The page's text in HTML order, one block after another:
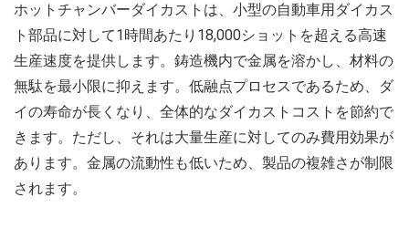
ホットチャンバーダイカストは、小型の自動車用ダイカス
ト部品に対して1時間あたり18,000ショットを超える高速
生産速度を提供します。鋳造機内で金属を溶かし、材料の
無駄を最小限に抑えます。低融点プロセスであるため、ダ
イの寿命が長くなり、全体的なダイカストコストを節約で
きます。ただし、それは大量生産に対してのみ費用効果が
あります。金属の流動性も低いため、製品の複雑さが制限
されます。